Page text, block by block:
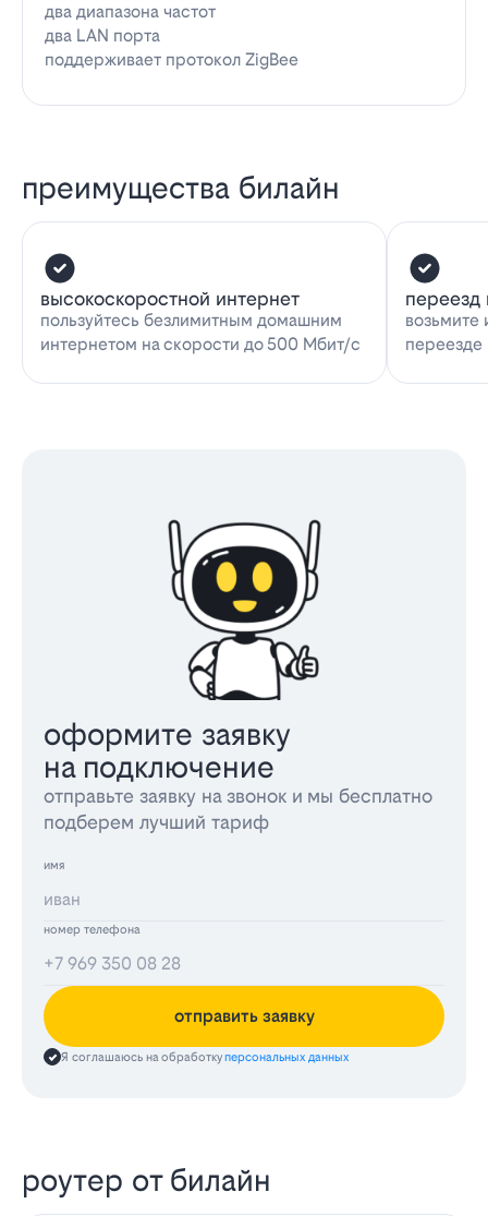
два диапазона частот
два LAN порта
поддерживает протокол ZigBee
преимущества билайн
высокоскоростной интернет
пользуйтесь безлимитным домашним
интернетом на скорости до 500 Мбит/с
переезд
возьмите
переезде
оформите заявку
на подключение
отправьте заявку на звонок и мы бесплатно
подберем лучший тариф
имя
номер телефона
отправить заявку
Я соглашаюсь на обработкуперсональных данных
роутер от билайн